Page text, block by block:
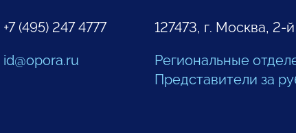
+7 (495) 247 4777
id@opora.ru
127473, г. Москва, 2-
Региональные
Представители за